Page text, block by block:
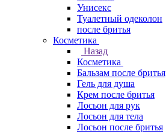
Унисекс
Туалетный одеколон
после бритья
Косметика
Назад
Косметика
Бальзам после бритья
Гель для душа
Крем после бритья
Лосьон для рук
Лосьон для тела
Лосьон после бритья